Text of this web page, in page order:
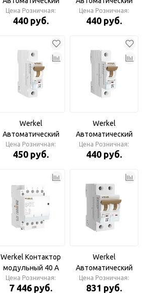
выключатель 1P
25A C 4,5 kА
Цена Розничная:
440 руб.
выключатель 1P
20A C 4,5 kА
Цена Розничная:
440 руб.
Werkel
Автоматический
выключатель 1P
16A C 6 кА
Цена Розничная:
450 руб.
Werkel
Автоматический
выключатель 1P 16
A C 4,5 kА
Цена Розничная:
440 руб.
Werkel Контактор
модульный 40 A
4NO (3 мод.)
Цена Розничная:
7 446 руб.
Werkel
Автоматический
выключатель 2P 10
A C 4,5 кА
Цена Розничная:
831 руб.